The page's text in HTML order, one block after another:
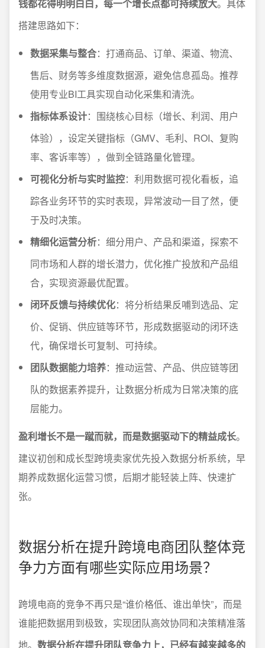
钱都花得明明白白，每一个增长点都可持续放大。具体
搭建思路如下：
数据采集与整合：打通商品、订单、渠道、物流、
售后、财务等多维度数据源，避免信息孤岛。推荐
使用专业BI工具实现自动化采集和清洗。
指标体系设计：围绕核心目标（增长、利润、用户
体验），设定关键指标（GMV、毛利、ROI、复购
率、客诉率等），做到全链路量化管理。
可视化分析与实时监控：利用数据可视化看板，追
踪各业务环节的实时表现，异常波动一目了然，便
于及时决策。
精细化运营分析：细分用户、产品和渠道，探索不
同市场和人群的增长潜力，优化推广投放和产品组
合，实现资源最优配置。
闭环反馈与持续优化：将分析结果反哺到选品、定
价、促销、供应链等环节，形成数据驱动的闭环迭
代，确保增长可复制、可持续。
团队数据能力培养：推动运营、产品、供应链等团
队的数据素养提升，让数据分析成为日常决策的底
层能力。
盈利增长不是一蹴而就，而是数据驱动下的精益成长。
建议初创和成长型跨境卖家优先投入数据分析系统，早
期养成数据化运营习惯，后期才能轻装上阵、快速扩
张。
数据分析在提升跨境电商团队整体竞
争力方面有哪些实际应用场景？
跨境电商的竞争不再只是“谁价格低、谁出单快”，而是
谁能把数据用到极致，实现团队高效协同和决策精准落
地。 数据分析在提升团队竞争力上，已经有越来越多的